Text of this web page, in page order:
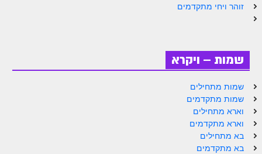
הזוהר הקדוש ויגש מתקדמים
הזוהר הקדוש שמות מתחילים
הזוהר הקדוש וארא מתחילים
זוהר ויחי מתקדמים
שמות – ויקרא
שמות מתחילים
שמות מתקדמים
וארא מתחילים
וארא מתקדמים
בא מתחילים
בא מתקדמים